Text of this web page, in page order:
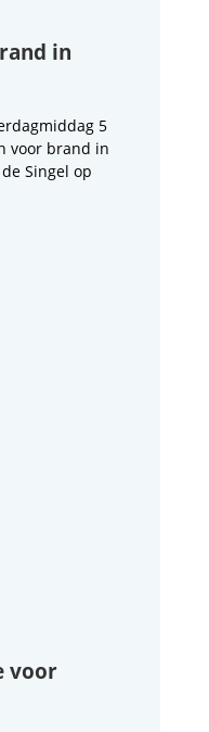
in
5
voor brand in
Singel op
voor